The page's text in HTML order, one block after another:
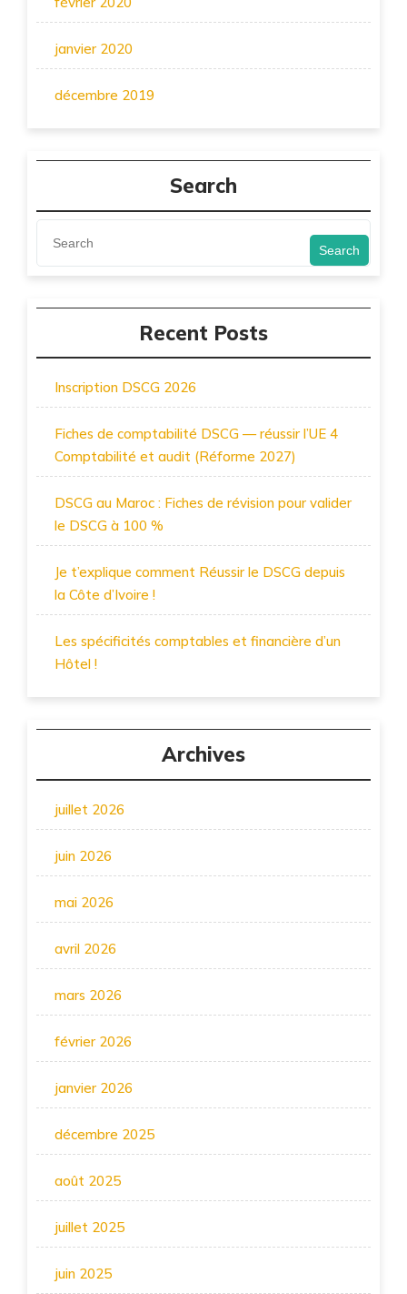
janvier 2020
décembre 2019
Search
Search
Recent Posts
Inscription DSCG 2026
Fiches de comptabilité DSCG — réussir l’UE 4
Comptabilité et audit (Réforme 2027)
DSCG au Maroc : Fiches de révision pour valider
le DSCG à 100 %
Je t’explique comment Réussir le DSCG depuis
la Côte d’Ivoire !
Les spécificités comptables et financière d’un
Hôtel !
Archives
juillet 2026
juin 2026
mai 2026
avril 2026
mars 2026
février 2026
janvier 2026
décembre 2025
août 2025
juillet 2025
juin 2025